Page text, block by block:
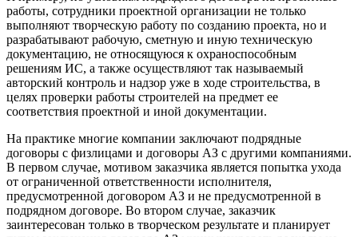
работы, сотрудники проектной организации не только
выполняют творческую работу по созданию проекта, но и
разрабатывают рабочую, сметную и иную техническую
документацию, не относящуюся к охраноспособным
решениям ИС, а также осуществляют так называемый
авторский контроль и надзор уже в ходе строительства, в
целях проверки работы строителей на предмет ее
соответствия проектной и иной документации.
На практике многие компании заключают подрядные
договоры с физлицами и договоры АЗ с другими компаниями.
В первом случае, мотивом заказчика является попытка ухода
от ограниченной ответственности исполнителя,
предусмотренной договором АЗ и не предусмотренной в
подрядном договоре. Во втором случае, заказчик
заинтересован только в творческом результате и планирует